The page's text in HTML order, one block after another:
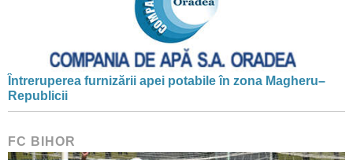
Întreruperea furnizării apei potabile în zona Magheru–
Republicii
FC BIHOR